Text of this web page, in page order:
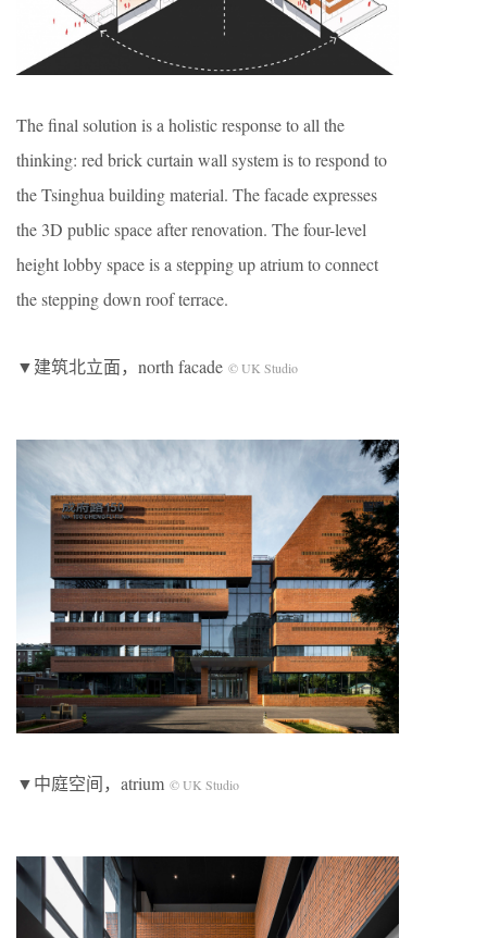
The final solution is a holistic response to all the
thinking: red brick curtain wall system is to respond to
the Tsinghua building material. The facade expresses
the 3D public space after renovation. The four-level
height lobby space is a stepping up atrium to connect
the stepping down roof terrace.
▼建筑北立面，north facade © UK Studio
▼中庭空间，atrium © UK Studio